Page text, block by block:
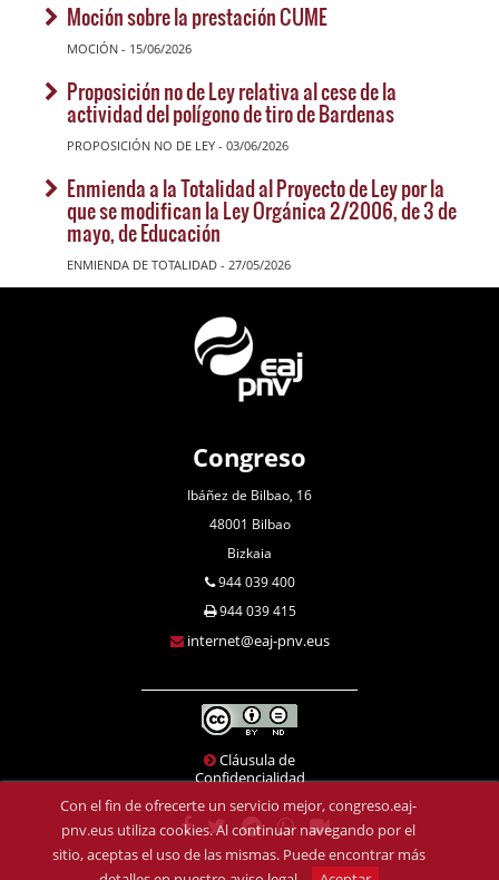
Moción sobre la prestación CUME
MOCIÓN - 15/06/2026
Proposición no de Ley relativa al cese de la
actividad del polígono de tiro de Bardenas
PROPOSICIÓN NO DE LEY - 03/06/2026
Enmienda a la Totalidad al Proyecto de Ley por la
que se modifican la Ley Orgánica 2/2006, de 3 de
mayo, de Educación
ENMIENDA DE TOTALIDAD - 27/05/2026
Congreso
Ibáñez de Bilbao, 16
48001 Bilbao
Bizkaia
944 039 400
944 039 415
internet@eaj-pnv.eus
Cláusula de
Confidencialidad
Con el fin de ofrecerte un servicio mejor, congreso.eaj-
pnv.eus utiliza cookies. Al continuar navegando por el
sitio, aceptas el uso de las mismas. Puede encontrar más